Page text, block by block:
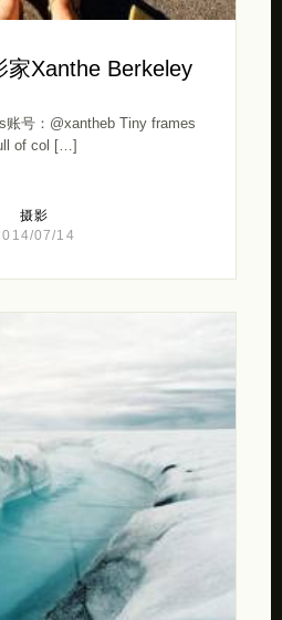
家Xanthe Berkeley
号：@xantheb Tiny frames
of col […]
摄影
07/14